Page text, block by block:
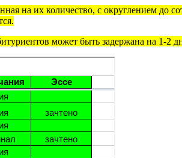
на их количество, с округлением до
может быть задержана на 1-2